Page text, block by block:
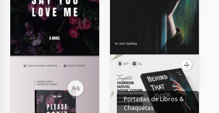
Portadas de Libros &
Chaquetas